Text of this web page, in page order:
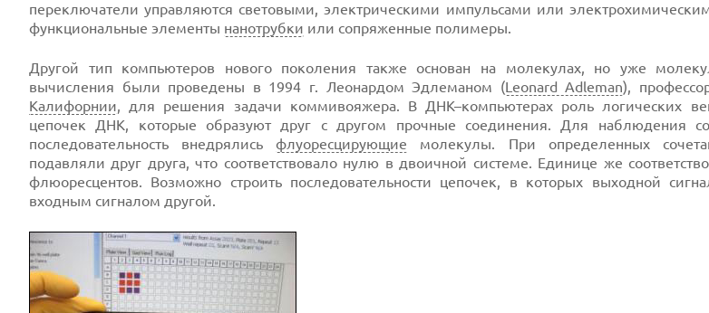
переключатели управляются световыми, электрическими импульсами или
функциональные элементы нанотрубки или сопряженные полимеры.
Другой тип компьютеров нового поколения также основан на молекулах, но уже
вычисления были проведены в 1994 г. Леонардом Эдлеманом (Leonard Adleman),
Калифорнии, для решения задачи коммивояжера. В ДНК–компьютерах роль логических
цепочек ДНК, которые образуют друг с другом прочные соединения. Для наблюдения
последовательность внедрялисьфлуоресцирующие молекулы. При определенных
подавляли друг друга, что соответствовало нулю в двоичной системе. Единице же
флюоресцентов. Возможно строить последовательности цепочек, в которых выходной
входным сигналом другой.